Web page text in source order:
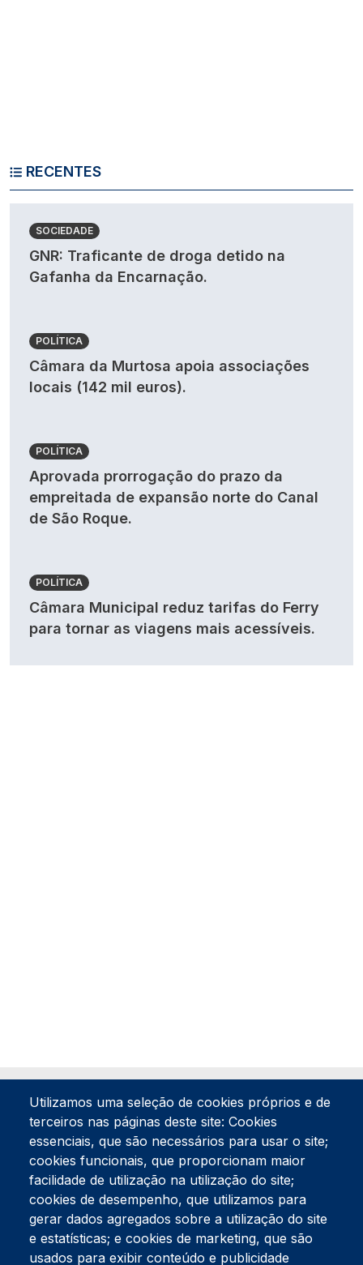
RECENTES
SOCIEDADE
GNR: Traficante de droga detido na
Gafanha da Encarnação.
POLÍTICA
Câmara da Murtosa apoia associações
locais (142 mil euros).
POLÍTICA
Aprovada prorrogação do prazo da
empreitada de expansão norte do Canal
de São Roque.
POLÍTICA
Câmara Municipal reduz tarifas do Ferry
para tornar as viagens mais acessíveis.
Tel:234 390 100Fax:234 390 100
Endereço Postal
Apartado 42
Rua Gil Eanes 31
Utilizamos uma seleção de cookies próprios e de
terceiros nas páginas deste site: Cookies
essenciais, que são necessários para usar o site;
cookies funcionais, que proporcionam maior
facilidade de utilização na utilização do site;
cookies de desempenho, que utilizamos para
gerar dados agregados sobre a utilização do site
e estatísticas; e cookies de marketing, que são
usados para exibir conteúdo e publicidade